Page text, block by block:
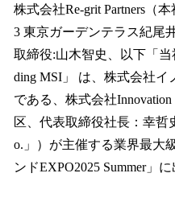
！
数
を
読
み
込
み
中
で
す
株式会社Re-grit Partners（
3 東京ガーデンテラス紀尾
取締役:山木智史、以下「
ding MSI」 は、株式会社
である、株式会社
区、代表取締役社長：幸哲
o.」）が主催する業界最大
ンドEXPO2025 Summer」に